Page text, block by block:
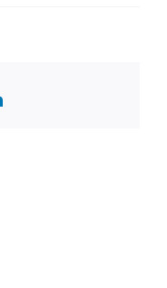
LinkedIn